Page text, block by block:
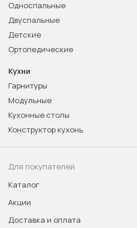
Односпальные
Двуспальные
Детские
Ортопедические
Кухни
Гарнитуры
Модульные
Кухонные столы
Конструктор кухонь
Для покупателей
Каталог
Акции
Доставка и оплата